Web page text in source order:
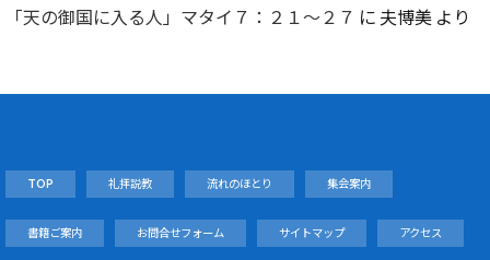
「天の御国に入る人」マタイ７：２１～２７ に 夫博美 より
TOP 礼拝説教 流れのほとり 集会案内
書籍ご案内 お問合せフォーム サイトマップ アクセス